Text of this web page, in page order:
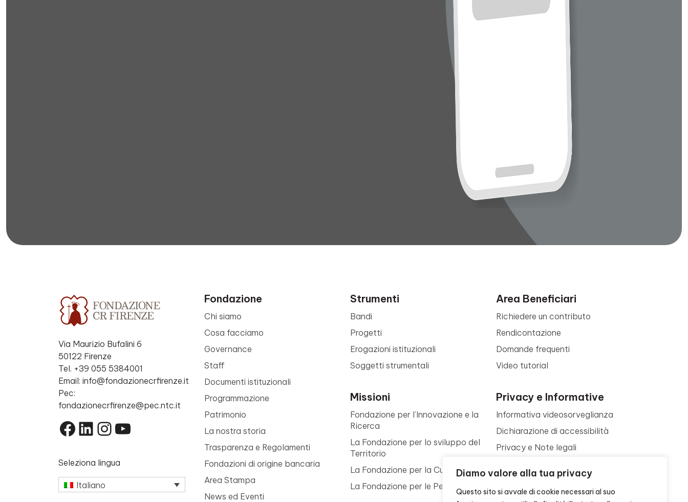
Diamo valore alla tua privacy
Questo sito si avvale di cookie necessari al suo
Via Maurizio Bufalini 6
50122 Firenze
Tel. +39 055 5384001
Email: info@fondazionecrfirenze.it
Pec:
fondazionecrfirenze@pec.ntc.it
Facebook
LinkedIn
Instagram
YouTube
Seleziona lingua
Italiano
Fondazione
Chi siamo
Cosa facciamo
Governance
Staff
Documenti istituzionali
Programmazione
Patrimonio
La nostra storia
Trasparenza e Regolamenti
Fondazioni di origine bancaria
Area Stampa
News ed Eventi
Strumenti
Bandi
Progetti
Erogazioni istituzionali
Soggetti strumentali
Missioni
Fondazione per l’Innovazione e la
Ricerca
La Fondazione per lo sviluppo del
Territorio
La Fondazione per la Cultura
La Fondazione per le Persone
Area Beneficiari
Richiedere un contributo
Rendicontazione
Domande frequenti
Video tutorial
Privacy e Informative
Informativa videosorveglianza
Dichiarazione di accessibilità
Privacy e Note legali
Contattaci